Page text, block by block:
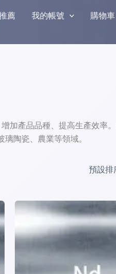
薦 我的帳號
購物車
加產品品種、提高生產效率
陶瓷、農業等領域。